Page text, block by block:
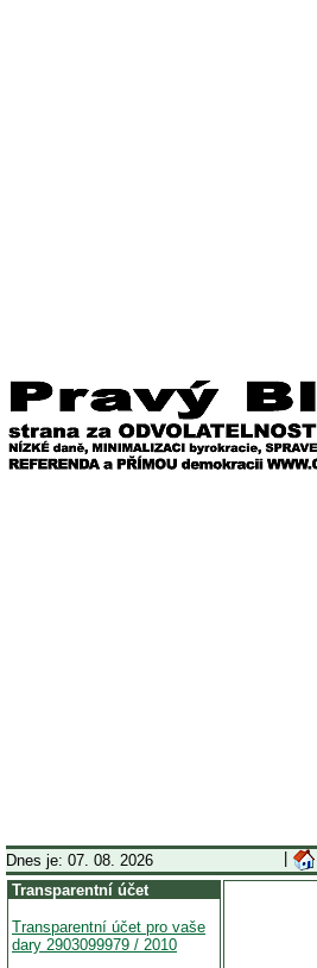
Dnes je: 07. 08. 2026
Transparentní účet
Transparentní účet pro vaše
dary 2903099979 / 2010